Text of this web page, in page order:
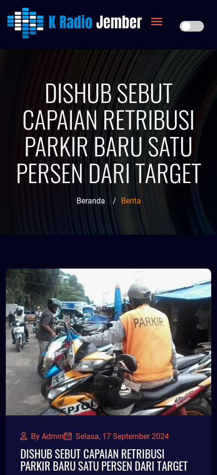
DISHUB SEBUT
CAPAIAN RETRIBUSI
PARKIR BARU SATU
PERSEN DARI TARGET
Beranda / Berita
By Admin Selasa, 17 September 2024
DISHUB SEBUT CAPAIAN RETRIBUSI
PARKIR BARU SATU PERSEN DARI TARGET